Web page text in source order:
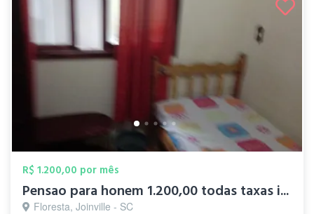
R$ 1.200,00 por mês
Pensao para honem 1.200,00 todas taxas i...
Floresta, Joinville - SC